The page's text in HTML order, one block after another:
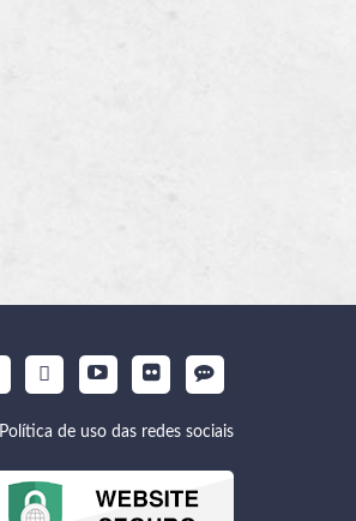
Política de uso das redes sociais